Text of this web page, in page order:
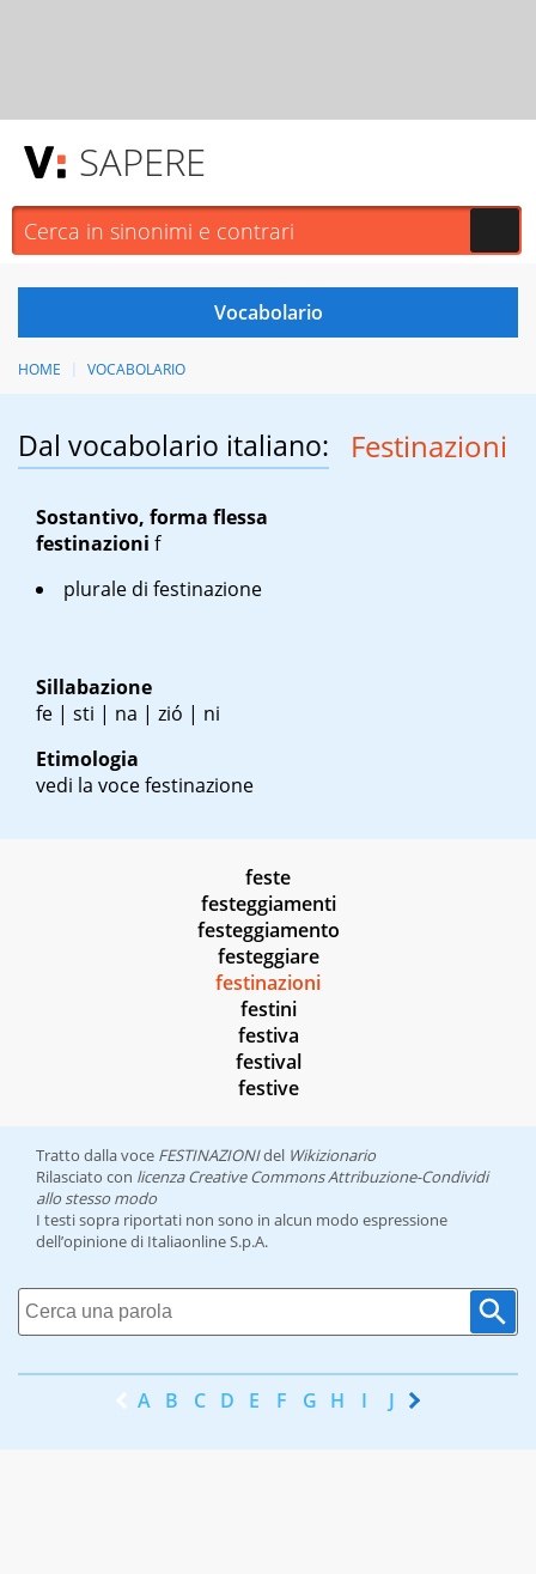
SAPERE
HOME VOCABOLARIO
Dal vocabolario italiano: Festinazioni
Sostantivo, forma flessa
festinazioni f
plurale di festinazione
Sillabazione
fe | sti | na | zió | ni
Etimologia
vedi la voce festinazione
feste
festeggiamenti
festeggiamento
festeggiare
festinazioni
festini
festiva
festival
festive
Tratto dalla voce FESTINAZIONIdel Wikizionario
Rilasciato con licenza Creative Commons Attribuzione-Condividi
allo stesso modo
I testi sopra riportati non sono in alcun modo espressione
dell’opinione di Italiaonline S.p.A.
A B C D E F G H I J K